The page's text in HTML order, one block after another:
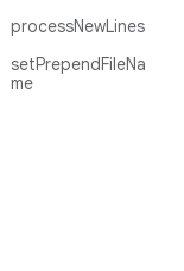
processNewLines
setPrependFileNa
me